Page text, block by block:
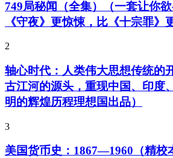
749局秘闻（全集）（一套让你
《守夜》更惊悚，比《十宗罪》
2
轴心时代：人类伟大思想传统的
古江河的源头，重现中国、印度
明的辉煌历程理想国出品）
3
美国货币史：1867—1960（精校